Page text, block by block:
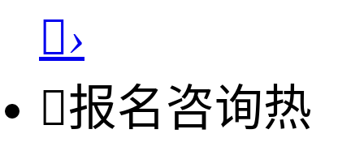
›
报名咨询热